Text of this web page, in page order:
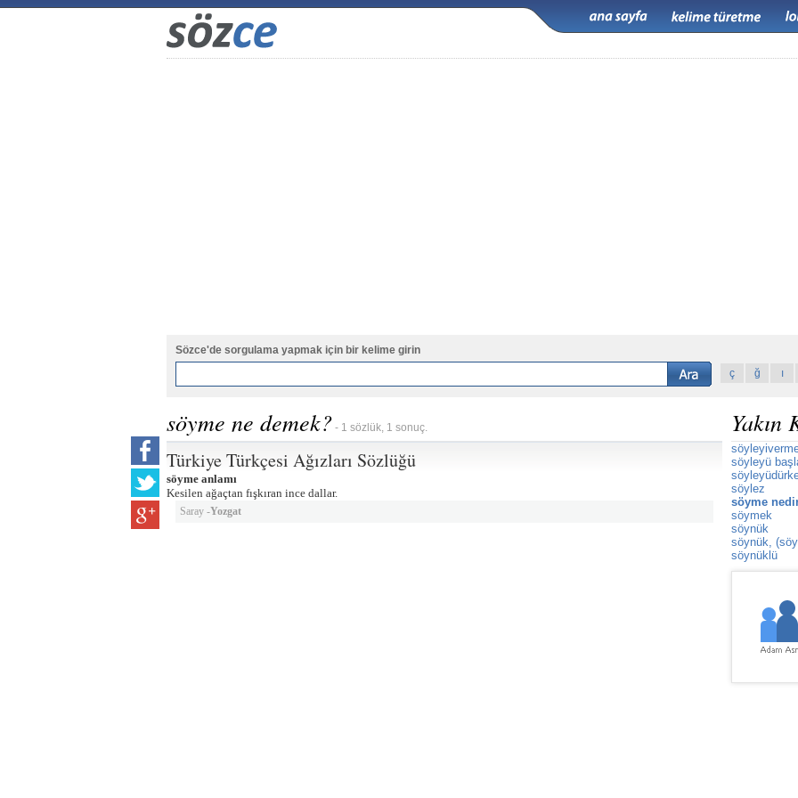
Sözce'de sorgulama yapmak için bir kelime girin
ç
ğ ı
söyme ne demek? - 1 sözlük, 1 sonuç.
Türkiye Türkçesi Ağızları Sözlüğü
söyme anlamı
Kesilen ağaçtan fışkıran ince dallar.
Saray -Yozgat
Yakın
söyleyü
söylez
söyme
söymek
söynük
söynük,
söynüklü